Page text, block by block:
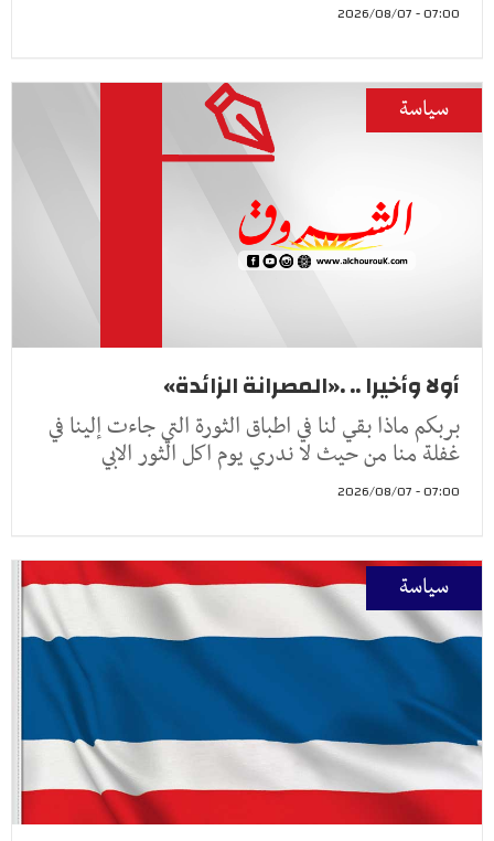
07:00 - 2026/08/07
سياسة
أولا وأخيرا .. .«المصرانة الزائدة»
بربكم ماذا بقي لنا في اطباق الثورة التي جاءت إلينا في
غفلة منا من حيث لا ندري يوم اكل الثور الابي
07:00 - 2026/08/07
سياسة